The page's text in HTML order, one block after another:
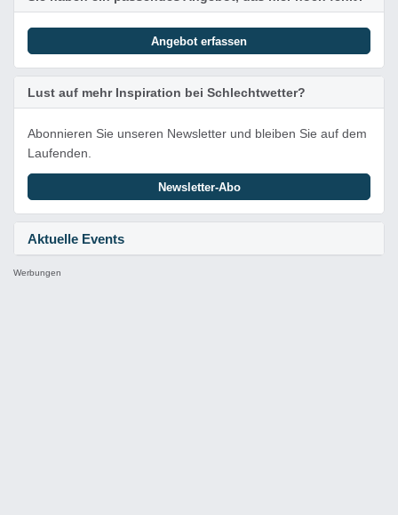
Aktuelle Events
Angebot erfassen
Lust auf mehr Inspiration bei Schlechtwetter?
Abonnieren Sie unseren Newsletter und bleiben Sie auf dem
Laufenden.
Newsletter-Abo
Werbungen